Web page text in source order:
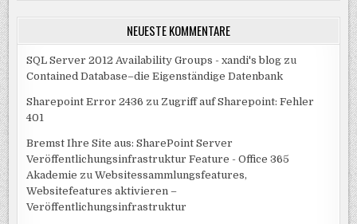
NEUESTE KOMMENTARE
SQL Server 2012 Availability Groups - xandi's blog zu
Contained Database–die Eigenständige Datenbank
Sharepoint Error 2436 zu Zugriff auf Sharepoint: Fehler
401
Bremst Ihre Site aus: SharePoint Server
Veröffentlichungsinfrastruktur Feature - Office 365
Akademie zuWebsitessammlungsfeatures,
Websitefeatures aktivieren –
Veröffentlichungsinfrastruktur